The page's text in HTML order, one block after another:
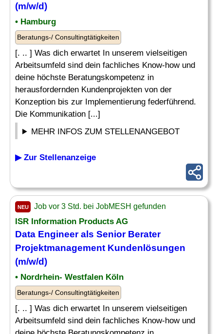
(m/w/d)
• Hamburg
Beratungs-/ Consultingtätigkeiten
[. .. ] Was dich erwartet In unserem vielseitigen
Arbeitsumfeld sind dein fachliches Know-how und
deine höchste Beratungskompetenz in
herausfordernden Kundenprojekten von der
Konzeption bis zur Implementierung federführend.
Die Kommunikation [...]
MEHR INFOS ZUM STELLENANGEBOT
▶ Zur Stellenanzeige
NEU Job vor 3 Std. bei JobMESH gefunden
ISR Information Products AG
Data Engineer als SeniorBerater
Projektmanagement Kundenlösungen
(m/w/d)
• Nordrhein- Westfalen Köln
Beratungs-/ Consultingtätigkeiten
[. .. ] Was dich erwartet In unserem vielseitigen
Arbeitsumfeld sind dein fachliches Know-how und